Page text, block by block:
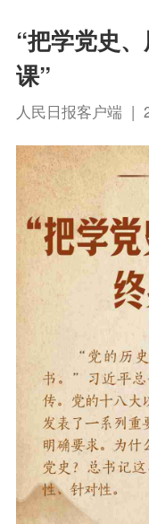
“把学党史
课”
人民日报客户端 |